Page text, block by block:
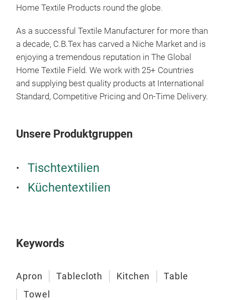
Home Textile Products round the globe.
As a successful Textile Manufacturer for more than
a decade, C.B.Tex has carved a Niche Market and is
enjoying a tremendous reputation in The Global
Home Textile Field. We work with 25+ Countries
and supplying best quality products at International
Standard, Competitive Pricing and On-Time Delivery.
Unsere Produktgruppen
Tischtextilien
Küchentextilien
Keywords
Apron Tablecloth Kitchen
Table
Towel